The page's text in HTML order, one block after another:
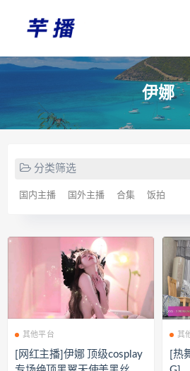
伊娜
分类筛选
国内主播 国外主播 合集 饭拍
其他平台
[网红主播]伊娜 顶级cosplay
其
[热